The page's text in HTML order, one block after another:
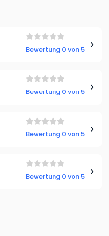
Bewertung 0 von 5
Bewertung 0 von 5
Bewertung 0 von 5
Bewertung 0 von 5